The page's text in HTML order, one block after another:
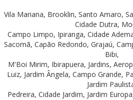
Vila Mariana, Brooklin, Santo Amaro,
Cidade Dutra,
Campo Limpo, Ipiranga, Cidade
Sacomã, Capão Redondo, Grajaú,
Bibi,
M'Boi Mirim, Ibirapuera, Jardins,
Luiz, Jardim Ângela, Campo Grande,
Jardim
Pedreira, Cidade Jardim, Jardim